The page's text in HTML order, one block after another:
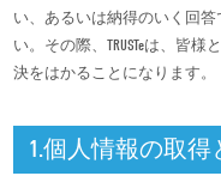
い、あるいは納得のいく回
い。その際、TRUSTeは、皆
決をはかることになります。
1.個人情報の取得